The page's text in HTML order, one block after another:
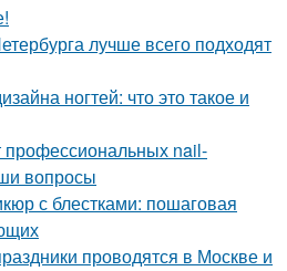
лучше всего подходят
ногтей: что это такое и
профессиональных nail-
вопросы
с блестками: пошаговая
проводятся в Москве и